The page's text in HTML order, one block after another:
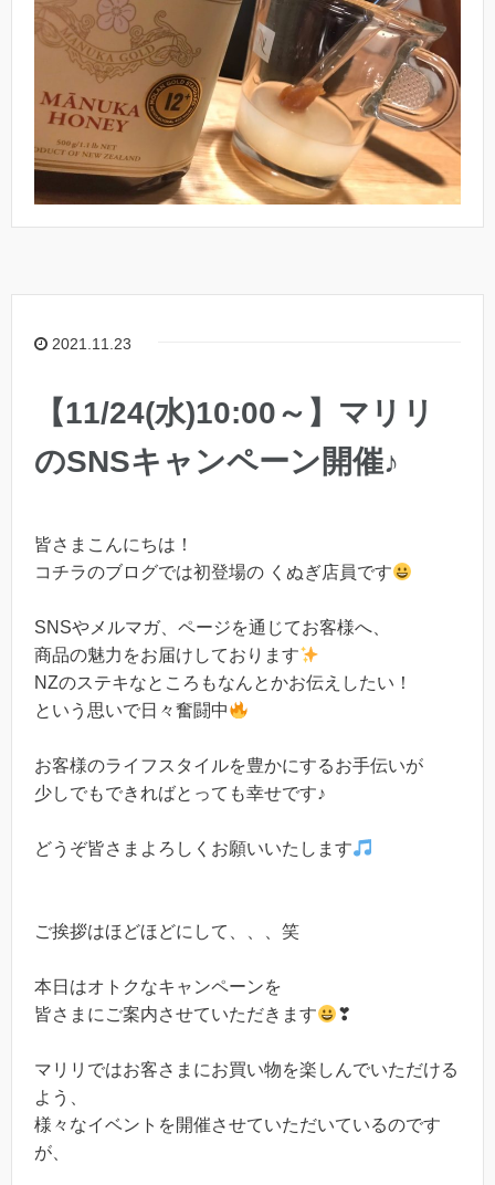
2021.11.23
【11/24(水)10:00～】マリリ
のSNSキャンペーン開催♪
皆さまこんにちは！
コチラのブログでは初登場の くぬぎ店員です
SNSやメルマガ、ページを通じてお客様へ、
商品の魅力をお届けしております
NZのステキなところもなんとかお伝えしたい！
という思いで日々奮闘中
お客様のライフスタイルを豊かにするお手伝いが
少しでもできればとっても幸せです♪
どうぞ皆さまよろしくお願いいたします
ご挨拶はほどほどにして、、、笑
本日はオトクなキャンペーンを
皆さまにご案内させていただきます
❣
マリリではお客さまにお買い物を楽しんでいただける
よう、
様々なイベントを開催させていただいているのです
が、